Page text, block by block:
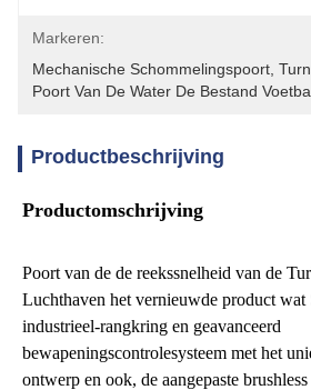
Markeren:
Mechanische Schommelingspoort
Poort Van De Water De Bestand
Productbeschrijving
Productomschrijving
Poort van de de reekssnelheid van de
Luchthaven het vernieuwde product
industrieel-rangkring en geavanceerd
bewapeningscontrolesysteem met het
ontwerp en ook, de aangepaste